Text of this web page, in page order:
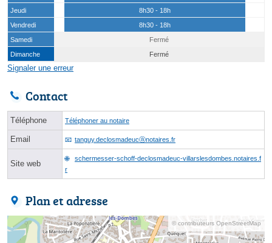
Jeudi
8h30 - 18h
Vendredi
8h30 - 18h
Samedi
Fermé
Dimanche
Fermé
Signaler une erreur
Contact
Téléphone Téléphoner au notaire
Email tanguy.declosmadeucⓐnotaires.fr
Site web
schermesser-schoff-declosmadeuc-villarslesdombes.notaires.f
r
Plan et adresse
© contributeurs OpenStreetMap